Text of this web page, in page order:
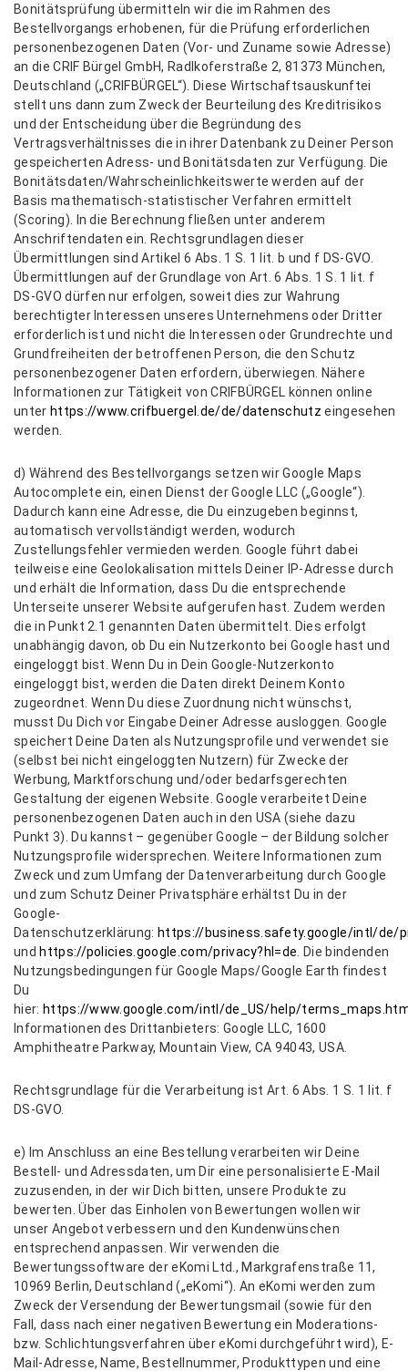
Bonitätsprüfung übermitteln wir die im Rahmen des
Bestellvorgangs erhobenen, für die Prüfung erforderlichen
personenbezogenen Daten (Vor- und Zuname sowie Adresse)
an die CRIF Bürgel GmbH, Radlkoferstraße 2, 81373 München,
Deutschland („CRIFBÜRGEL“). Diese Wirtschaftsauskunftei
stellt uns dann zum Zweck der Beurteilung des Kreditrisikos
und der Entscheidung über die Begründung des
Vertragsverhältnisses die in ihrer Datenbank zu Deiner Person
gespeicherten Adress- und Bonitätsdaten zur Verfügung. Die
Bonitätsdaten/Wahrscheinlichkeitswerte werden auf der
Basis mathematisch-statistischer Verfahren ermittelt
(Scoring). In die Berechnung fließen unter anderem
Anschriftendaten ein. Rechtsgrundlagen dieser
Übermittlungen sind Artikel 6 Abs. 1 S. 1 lit. b und f DS-GVO.
Übermittlungen auf der Grundlage von Art. 6 Abs. 1 S. 1 lit. f
DS-GVO dürfen nur erfolgen, soweit dies zur Wahrung
berechtigter Interessen unseres Unternehmens oder Dritter
erforderlich ist und nicht die Interessen oder Grundrechte und
Grundfreiheiten der betroffenen Person, die den Schutz
personenbezogener Daten erfordern, überwiegen. Nähere
Informationen zur Tätigkeit von CRIFBÜRGEL können online
unter https://www.crifbuergel.de/de/datenschutz eingesehen
werden.
d) Während des Bestellvorgangs setzen wir Google Maps
Autocomplete ein, einen Dienst der Google LLC („Google“).
Dadurch kann eine Adresse, die Du einzugeben beginnst,
automatisch vervollständigt werden, wodurch
Zustellungsfehler vermieden werden. Google führt dabei
teilweise eine Geolokalisation mittels Deiner IP-Adresse durch
und erhält die Information, dass Du die entsprechende
Unterseite unserer Website aufgerufen hast. Zudem werden
die in Punkt 2.1 genannten Daten übermittelt. Dies erfolgt
unabhängig davon, ob Du ein Nutzerkonto bei Google hast und
eingeloggt bist. Wenn Du in Dein Google-Nutzerkonto
eingeloggt bist, werden die Daten direkt Deinem Konto
zugeordnet. Wenn Du diese Zuordnung nicht wünschst,
musst Du Dich vor Eingabe Deiner Adresse ausloggen. Google
speichert Deine Daten als Nutzungsprofile und verwendet sie
(selbst bei nicht eingeloggten Nutzern) für Zwecke der
Werbung, Marktforschung und/oder bedarfsgerechten
Gestaltung der eigenen Website. Google verarbeitet Deine
personenbezogenen Daten auch in den USA (siehe dazu
Punkt 3). Du kannst – gegenüber Google – der Bildung solcher
Nutzungsprofile widersprechen. Weitere Informationen zum
Zweck und zum Umfang der Datenverarbeitung durch Google
und zum Schutz Deiner Privatsphäre erhältst Du in der
Google-
Datenschutzerklärung: https://business.safety.google/intl/de/
und https://policies.google.com/privacy?hl=de . Die bindenden
Nutzungsbedingungen für Google Maps/Google Earth findest
Du
hier: https://www.google.com/intl/de_US/help/
Informationen des Drittanbieters: Google LLC, 1600
Amphitheatre Parkway, Mountain View, CA 94043, USA.
Rechtsgrundlage für die Verarbeitung ist Art. 6 Abs. 1 S. 1 lit. f
DS-GVO.
e) Im Anschluss an eine Bestellung verarbeiten wir Deine
Bestell- und Adressdaten, um Dir eine personalisierte E-Mail
zuzusenden, in der wir Dich bitten, unsere Produkte zu
bewerten. Über das Einholen von Bewertungen wollen wir
unser Angebot verbessern und den Kundenwünschen
entsprechend anpassen. Wir verwenden die
Bewertungssoftware der eKomi Ltd., Markgrafenstraße 11,
10969 Berlin, Deutschland („eKomi“). An eKomi werden zum
Zweck der Versendung der Bewertungsmail (sowie für den
Fall, dass nach einer negativen Bewertung ein Moderations-
bzw. Schlichtungsverfahren über eKomi durchgeführt wird), E-
Mail-Adresse, Name, Bestellnummer, Produkttypen und eine